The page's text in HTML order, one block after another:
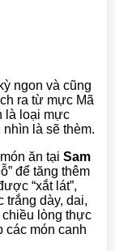
ngon và cũng
ra từ mực Mã
là loại mực
là sẽ thèm.
ăn tại Sam
để tăng thêm
“xắt lát”,
trắng dày, dai,
chiều lòng thực
các món canh